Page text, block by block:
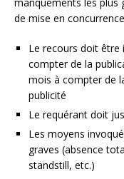
de mise en
Le recours doit être
compter de la
mois à compter de
publicité
Le requérant doit
Les moyens
graves (absence
standstill, etc.)